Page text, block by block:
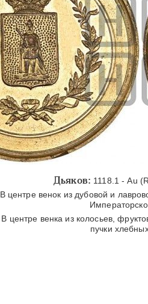
Дьяков: 1118.1 - Au
В центре венок из дубовой и
В центре венка из колосьев,
пучки